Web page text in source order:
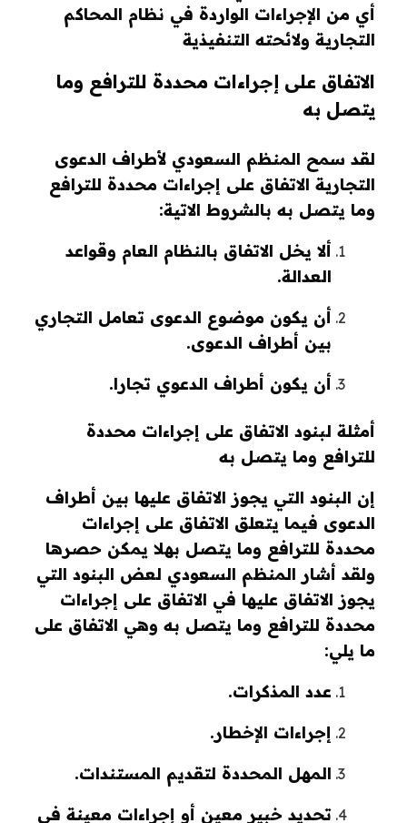
أي من الإجراءات الواردة في نظام المحاكم
التجارية ولائحته التنفيذية
الاتفاق على إجراءات محددة للترافع وما
يتصل به
لقد سمح المنظم السعودي لأطراف الدعوى
التجارية الاتفاق على إجراءات محددة للترافع
وما يتصل به بالشروط الاتية:
ألا يخل الاتفاق بالنظام العام وقواعد
العدالة.
أن يكون موضوع الدعوى تعامل التجاري
بين أطراف الدعوى.
أن يكون أطراف الدعوي تجارا.
أمثلة لبنود الاتفاق على إجراءات محددة
للترافع وما يتصل به
إن البنود التي يجوز الاتفاق عليها بين أطراف
الدعوى فيما يتعلق الاتفاق على إجراءات
محددة للترافع وما يتصل بهلا يمكن حصرها
ولقد أشار المنظم السعودي لعض البنود التي
يجوز الاتفاق عليها في الاتفاق على إجراءات
محددة للترافع وما يتصل به وهي الاتفاق على
ما يلي:
عدد المذكرات.
إجراءات الإخطار.
المهل المحددة لتقديم المستندات.
تحديد خبير معين أو إجراءات معينة في